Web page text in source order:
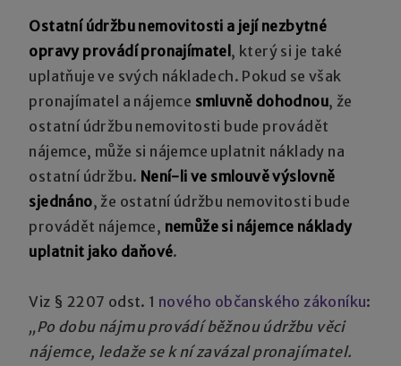
Ostatní údržbu nemovitosti a její nezbytné
opravy provádí pronajímatel, který si je také
uplatňuje ve svých nákladech. Pokud se však
pronajímatel a nájemce smluvně dohodnou, že
ostatní údržbu nemovitosti bude provádět
nájemce, může si nájemce uplatnit náklady na
ostatní údržbu. Není-li ve smlouvě výslovně
sjednáno, že ostatní údržbu nemovitosti bude
provádět nájemce, nemůže si nájemce náklady
uplatnit jako daňové.
Viz § 2207 odst. 1 nového občanského zákoníku:
„Po dobu nájmu provádí běžnou údržbu věci
nájemce, ledaže se k ní zavázal pronajímatel.